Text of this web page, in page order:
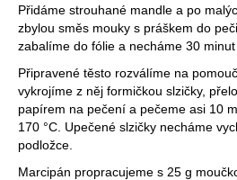
Přidáme strouhané mandle a po
zbylou směs mouky s práškem do
zabalíme do fólie a necháme 30 minut
Připravené těsto rozválíme na
vykrojíme z něj formičkou slzičky,
papírem na pečení a pečeme asi 10
170 °C. Upečené slzičky necháme
podložce.
Marcipán propracujeme s 25 g